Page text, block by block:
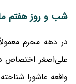
شب و روز هفتم
در دهه محرم
علی‌اصغر اختصاص
واقعه عاشورا